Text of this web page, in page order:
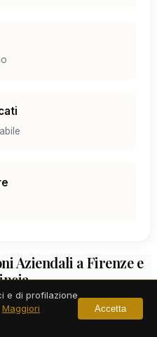
Aziendali a Firenze e
e di profilazione
Maggiori
Accetta